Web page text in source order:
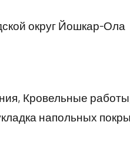
округ Йошкар-Ола
Кровельные
напольных